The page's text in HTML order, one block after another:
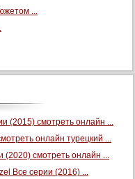
...
(2015) смотреть онлайн ...
онлайн турецкий ...
(2020) смотреть онлайн ...
Все серии (2016) ...